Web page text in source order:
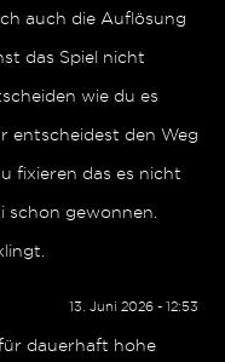
auch die Auflösung
das Spiel nicht
wie du es
entscheidest den Weg
fixieren das es nicht
schon gewonnen.
13. Juni 2026 - 12:53
dauerhaft hohe